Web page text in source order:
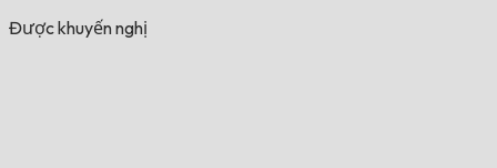
Được khuyến nghị